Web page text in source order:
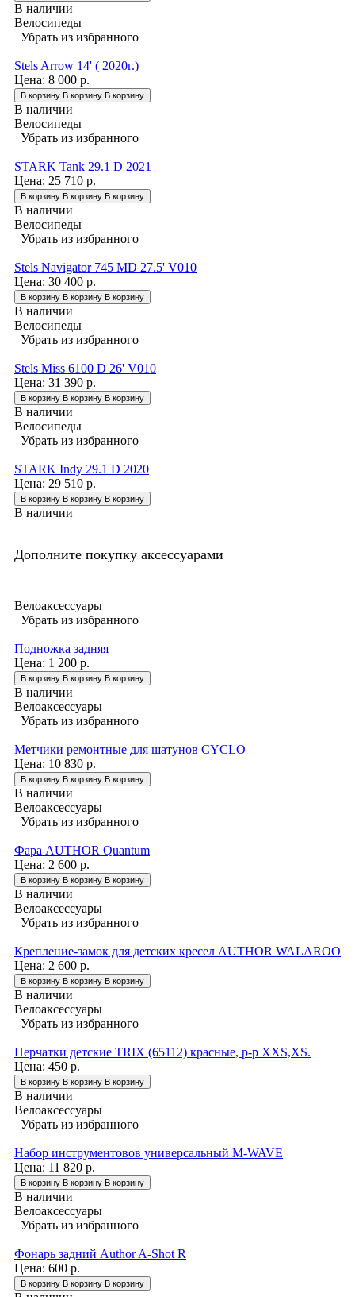
В наличии
Велосипеды
Убрать из избранного
Stels Arrow 14' ( 2020г.)
Цена: 8 000 р.
В корзину В корзину В корзину
В наличии
Велосипеды
Убрать из избранного
STARK Tank 29.1 D 2021
Цена: 25 710 р.
В корзину В корзину В корзину
В наличии
Велосипеды
Убрать из избранного
Stels Navigator 745 MD 27.5' V010
Цена: 30 400 р.
В корзину В корзину В корзину
В наличии
Велосипеды
Убрать из избранного
Stels Miss 6100 D 26' V010
Цена: 31 390 р.
В корзину В корзину В корзину
В наличии
Велосипеды
Убрать из избранного
STARK Indy 29.1 D 2020
Цена: 29 510 р.
В корзину В корзину В корзину
В наличии
Дополните покупку аксессуарами
Велоаксессуары
Убрать из избранного
Подножка задняя
Цена: 1 200 р.
В корзину В корзину В корзину
В наличии
Велоаксессуары
Убрать из избранного
Метчики ремонтные для шатунов CYCLO
Цена: 10 830 р.
В корзину В корзину В корзину
В наличии
Велоаксессуары
Убрать из избранного
Фара AUTHOR Quantum
Цена: 2 600 р.
В корзину В корзину В корзину
В наличии
Велоаксессуары
Убрать из избранного
Крепление-замок для детских кресел AUTHOR WALAROO
Цена: 2 600 р.
В корзину В корзину В корзину
В наличии
Велоаксессуары
Убрать из избранного
Перчатки детские TRIX (65112) красные, р-р XXS,XS.
Цена: 450 р.
В корзину В корзину В корзину
В наличии
Велоаксессуары
Убрать из избранного
Набор инструментовов универсальный M-WAVE
Цена: 11 820 р.
В корзину В корзину В корзину
В наличии
Велоаксессуары
Убрать из избранного
Фонарь задний Author A-Shot R
Цена: 600 р.
В корзину В корзину В корзину